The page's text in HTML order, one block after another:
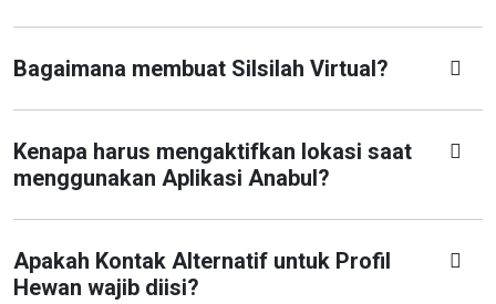
Bagaimana membuat Silsilah Virtual?
Kenapa harus mengaktifkan lokasi saat
menggunakan Aplikasi Anabul?
Apakah Kontak Alternatif untuk Profil
Hewan wajib diisi?